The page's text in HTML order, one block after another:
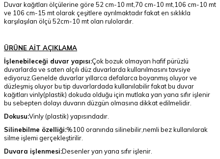
Duvar kağıtları ölçülerine göre 52 cm-10 mt,70 cm-10 mt,106 cm-10 mt
ve 106 cm-15 mt olarak çeşitlere ayrılmaktadır fakat en sıklıkla
karşılaşılan ölçü 52cm-10 mt olan rulolardır.
ÜRÜNE AİT AÇIKLAMA
İşlenebileceği duvar yapısı:Çok bozuk olmayan hafif pürüzlü
duvarlarda ve saten alçılı düz duvarlarda kullanılmasını tavsiye
ediyoruz.Genelde duvarlar yıllarca defalarca boyanmış oluyor ve
düzleşmiş oluyor bu tip duvarlardada kullanılabilir fakat bu duvar
kağıtları vinly(plastik) dokuda olduğu için mutlaka yan yana sıfır işlenir
bu sebepten dolayı duvarın düzgün olmasına dikkat edilmelidir.
Dokusu:Vinly (plastik) yapısındadır.
Silinebilme özelliği:%100 oranında silinebilir,nemli bez kullanılarak
silme işlemi gerçekleştirilir.
Duvara işlenmesi:Desenler yan yana sıfır işlenir.